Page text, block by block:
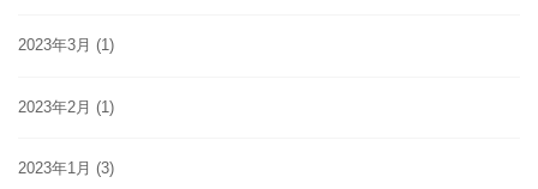
2023年3月 (1)
2023年2月 (1)
2023年1月 (3)